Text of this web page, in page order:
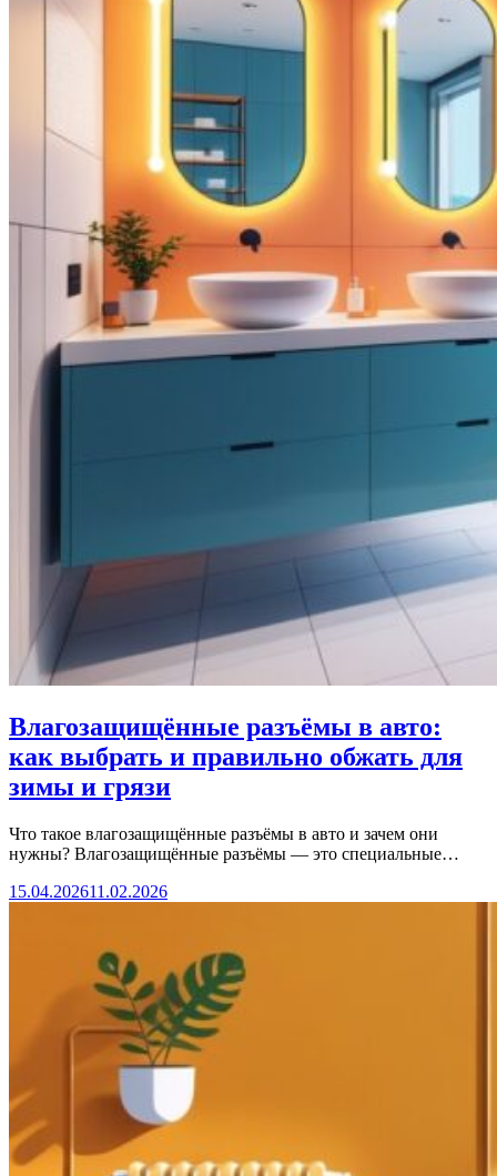
Влагозащищённые разъёмы в авто:
как выбрать и правильно обжать для
зимы и грязи
Что такое влагозащищённые разъёмы в авто и зачем они
нужны? Влагозащищённые разъёмы — это специальные…
15.04.202611.02.2026